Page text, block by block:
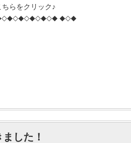
らをクリック♪
◆◇◆
した！